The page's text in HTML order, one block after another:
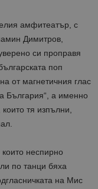
амфитеатър, с
Димитров,
си проправя
поп
от магнетичния глас
България“, а именно
тя изпълни,
неспирно
по танци бяха
на Мис